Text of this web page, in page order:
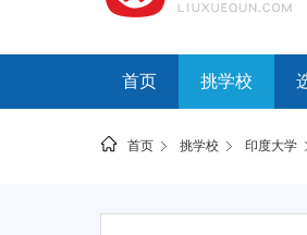
首页 挑学校
首页 挑学校 印度大学